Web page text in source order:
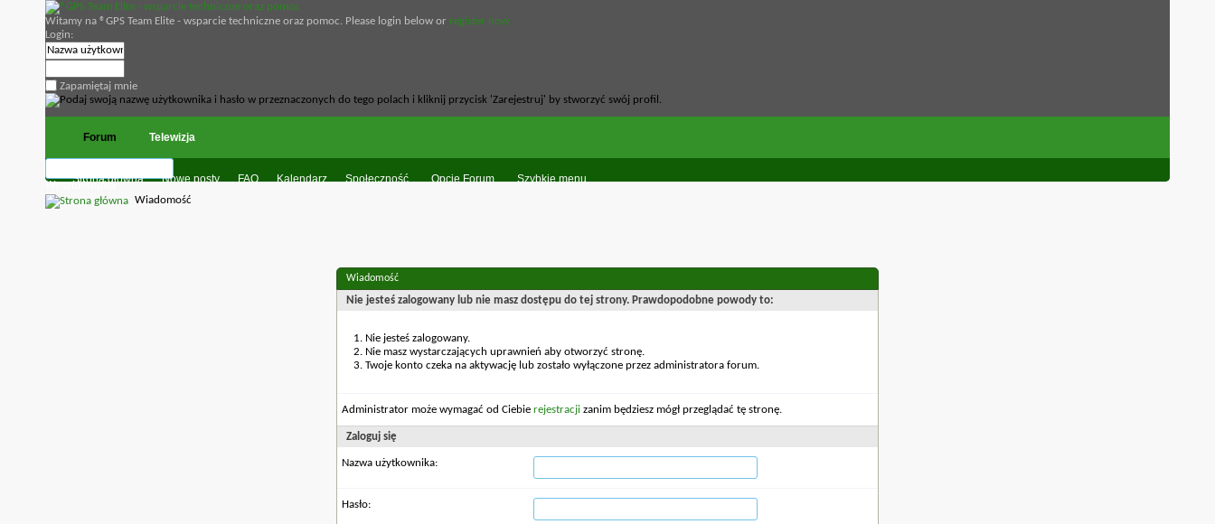
Witamy na ®GPS Team Elite - wsparcie techniczne oraz pomoc. Please login below or register now.
Login:
Zapamiętaj mnie
Forum
Strona główna Nowe posty FAQ Kalendarz Społeczność Opcje Forum Szybkie menu
Telewizja
Wyszukiwarka
Wiadomość
Wiadomość
Nie jesteś zalogowany lub nie masz dostępu do tej strony. Prawdopodobne powody to:
Nie jesteś zalogowany.
Nie masz wystarczających uprawnień aby otworzyć stronę.
Twoje konto czeka na aktywację lub zostało wyłączone przez administratora forum.
Administrator może wymagać od Ciebie rejestracji zanim będziesz mógł przeglądać tę stronę.
Zaloguj się
Nazwa użytkownika:
Hasło: